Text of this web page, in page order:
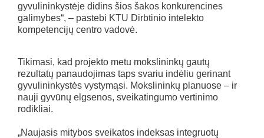
gyvulininkystėje didins šios šakos konkurencines
galimybes“, – pastebi KTU Dirbtinio intelekto
kompetencijų centro vadovė.
Tikimasi, kad projekto metu mokslininkų gautų
rezultatų panaudojimas taps svariu indėliu gerinant
gyvulininkystės vystymąsi. Mokslininkų planuose – ir
nauji gyvūnų elgsenos, sveikatingumo vertinimo
rodikliai.
„Naujasis mitybos sveikatos indeksas integruotų